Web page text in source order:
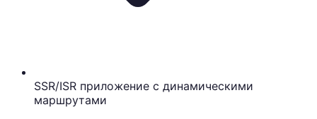
SSR/ISR приложение с динамическими
маршрутами